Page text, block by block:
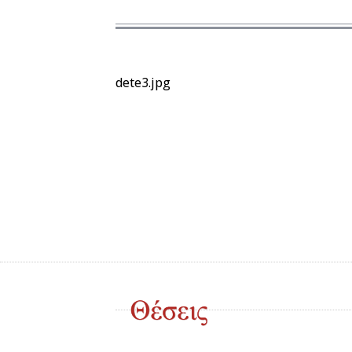
dete3.jpg